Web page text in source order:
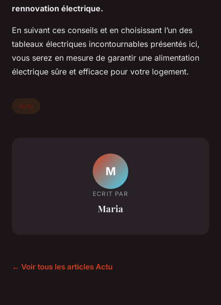
rennovation électrique.
En suivant ces conseils et en choisissant l’un des
tableaux électriques incontournables présentés ici,
vous serez en mesure de garantir une alimentation
électrique sûre et efficace pour votre logement.
Actu
M
ECRIT PAR
Maria
← Voir tous les articles Actu